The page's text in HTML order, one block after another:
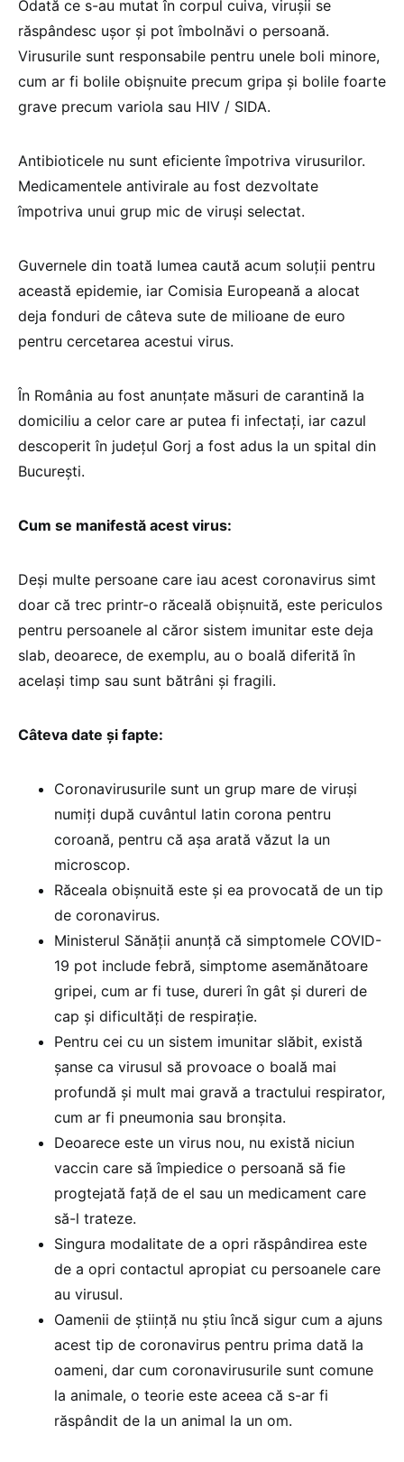
Odată ce s-au mutat în corpul cuiva, virușii se
răspândesc ușor și pot îmbolnăvi o persoană.
Virusurile sunt responsabile pentru unele boli minore,
cum ar fi bolile obișnuite precum gripa și bolile foarte
grave precum variola sau HIV / SIDA.
Antibioticele nu sunt eficiente împotriva virusurilor.
Medicamentele antivirale au fost dezvoltate
împotriva unui grup mic de viruși selectat.
Guvernele din toată lumea caută acum soluții pentru
această epidemie, iar Comisia Europeană a alocat
deja fonduri de câteva sute de milioane de euro
pentru cercetarea acestui virus.
În România au fost anunțate măsuri de carantină la
domiciliu a celor care ar putea fi infectați, iar cazul
descoperit în județul Gorj a fost adus la un spital din
București.
Cum se manifestă acest virus:
Deși multe persoane care iau acest coronavirus simt
doar că trec printr-o răceală obișnuită, este periculos
pentru persoanele al căror sistem imunitar este deja
slab, deoarece, de exemplu, au o boală diferită în
același timp sau sunt bătrâni și fragili.
Câteva date și fapte:
Coronavirusurile sunt un grup mare de viruși
numiți după cuvântul latin corona pentru
coroană, pentru că așa arată văzut la un
microscop.
Răceala obișnuită este și ea provocată de un tip
de coronavirus.
Ministerul Sănății anunță că simptomele COVID-
19 pot include febră, simptome asemănătoare
gripei, cum ar fi tuse, dureri în gât și dureri de
cap și dificultăți de respirație.
Pentru cei cu un sistem imunitar slăbit, există
șanse ca virusul să provoace o boală mai
profundă și mult mai gravă a tractului respirator,
cum ar fi pneumonia sau bronșita.
Deoarece este un virus nou, nu există niciun
vaccin care să împiedice o persoană să fie
progtejată față de el sau un medicament care
să-l trateze.
Singura modalitate de a opri răspândirea este
de a opri contactul apropiat cu persoanele care
au virusul.
Oamenii de știință nu știu încă sigur cum a ajuns
acest tip de coronavirus pentru prima dată la
oameni, dar cum coronavirusurile sunt comune
la animale, o teorie este aceea că s-ar fi
răspândit de la un animal la un om.